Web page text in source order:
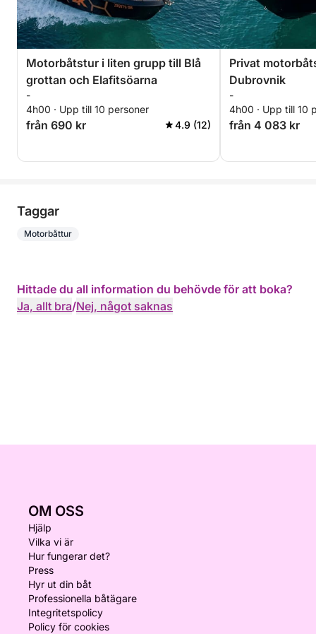
Motorbåtstur i liten grupp till Blå
grottan och Elafitsöarna
-
4h00 · Upp till 10 personer
från 690 kr 4.9 (12)
Privat
Dubrovnik
-
4h00 · Upp till 10
från 4 083 kr
Taggar
Motorbåttur
Hittade du all information du behövde för att boka?
Ja, allt bra/Nej, något saknas
OM OSS
Hjälp
Vilka vi är
Hur fungerar det?
Press
Hyr ut din båt
Professionella båtägare
Integritetspolicy
Policy för cookies